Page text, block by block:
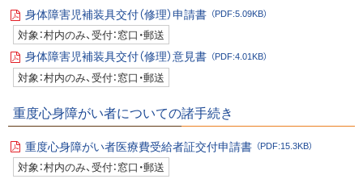
P
D
フ
ァ
イ
身体障害児補装具交付（修理）申請書 （PDF:5.09KB）
対象：村内のみ、受付：窓口・郵送
P
D
ァ
イ
身体障害児補装具交付（修理）意見書 （PDF:4.01KB）
対象：村内のみ、受付：窓口・郵送
重度心身障がい者についての諸手続き
P
D
重度心身障がい者医療費受給者証交付申請書 （PDF:15.3KB）
対象：村内のみ、受付：窓口・郵送